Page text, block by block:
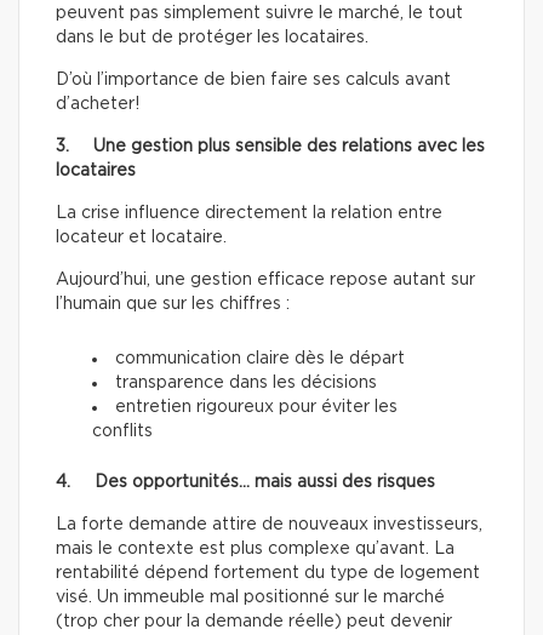
peuvent pas simplement suivre le marché, le tout
dans le but de protéger les locataires.
D’où l’importance de bien faire ses calculs avant
d’acheter!
3. Une gestion plus sensible des relations avec les
locataires
La crise influence directement la relation entre
locateur et locataire.
Aujourd’hui, une gestion efficace repose autant sur
l’humain que sur les chiffres :
communication claire dès le départ
transparence dans les décisions
entretien rigoureux pour éviter les
conflits
4. Des opportunités… mais aussi des risques
La forte demande attire de nouveaux investisseurs,
mais le contexte est plus complexe qu’avant. La
rentabilité dépend fortement du type de logement
visé. Un immeuble mal positionné sur le marché
(trop cher pour la demande réelle) peut devenir